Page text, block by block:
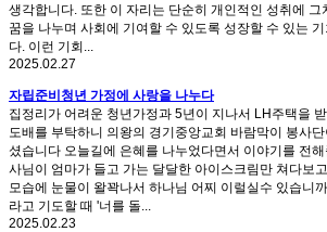
생각합니다. 또한 이 자리는 단순히 개인적인 성취에
꿈을 나누며 사회에 기여할 수 있도록 성장할 수 있는
다. 이런 기회...
2025.02.27
자립준비청년 가정에 사랑을 나누다
집정리가 어려운 청년가정과 5년이 지나서 LH주택을
도배를 부탁하니 의왕의 경기중앙교회 바람막이 봉사
셨습니다 오늘길에 은혜를 나누었다면서 이야기를 전
사님이 엄마가 들고 가는 달달한 아이스크림만 쳐다보
모습에 눈물이 왈꽉나서 하나님 어찌 이럴실수 있습니
라고 기도할 때 '너를 돌...
2025.02.23